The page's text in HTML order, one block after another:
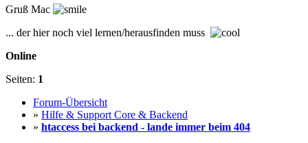
Gruß Mac
... der hier noch viel lernen/herausfinden muss
Online
Seiten: 1
Forum-Übersicht
» Hilfe & Support Core & Backend
» htaccess bei backend - lande immer beim 404